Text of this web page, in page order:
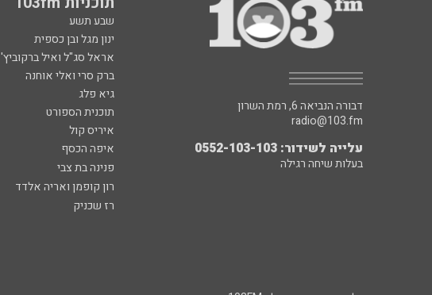
שבע תשע
ינון מגל ובן כספית
אראל סג"ל ואיל ברקוביץ'
ברק סרי ואלי אוחנה
גיא פלג
תוכנית הספורט
איריס קול
איפה הכסף
פנינה בת צבי
רון קופמן ואריה אלדד
רז שכניק
דבורה הנביאה 6, רמת השרון
radio@103.fm
עלייה לשידור: 0552-103-103
בעלות שיחה רגילה